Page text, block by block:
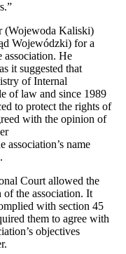
(Wojewoda Kaliski)
Wojewódzki) for a
He
it suggested that
of Internal
of law and since 1989
to protect the rights of
with the opinion of
name
Court allowed the
the association. It
with section 45
them to agree with
objectives